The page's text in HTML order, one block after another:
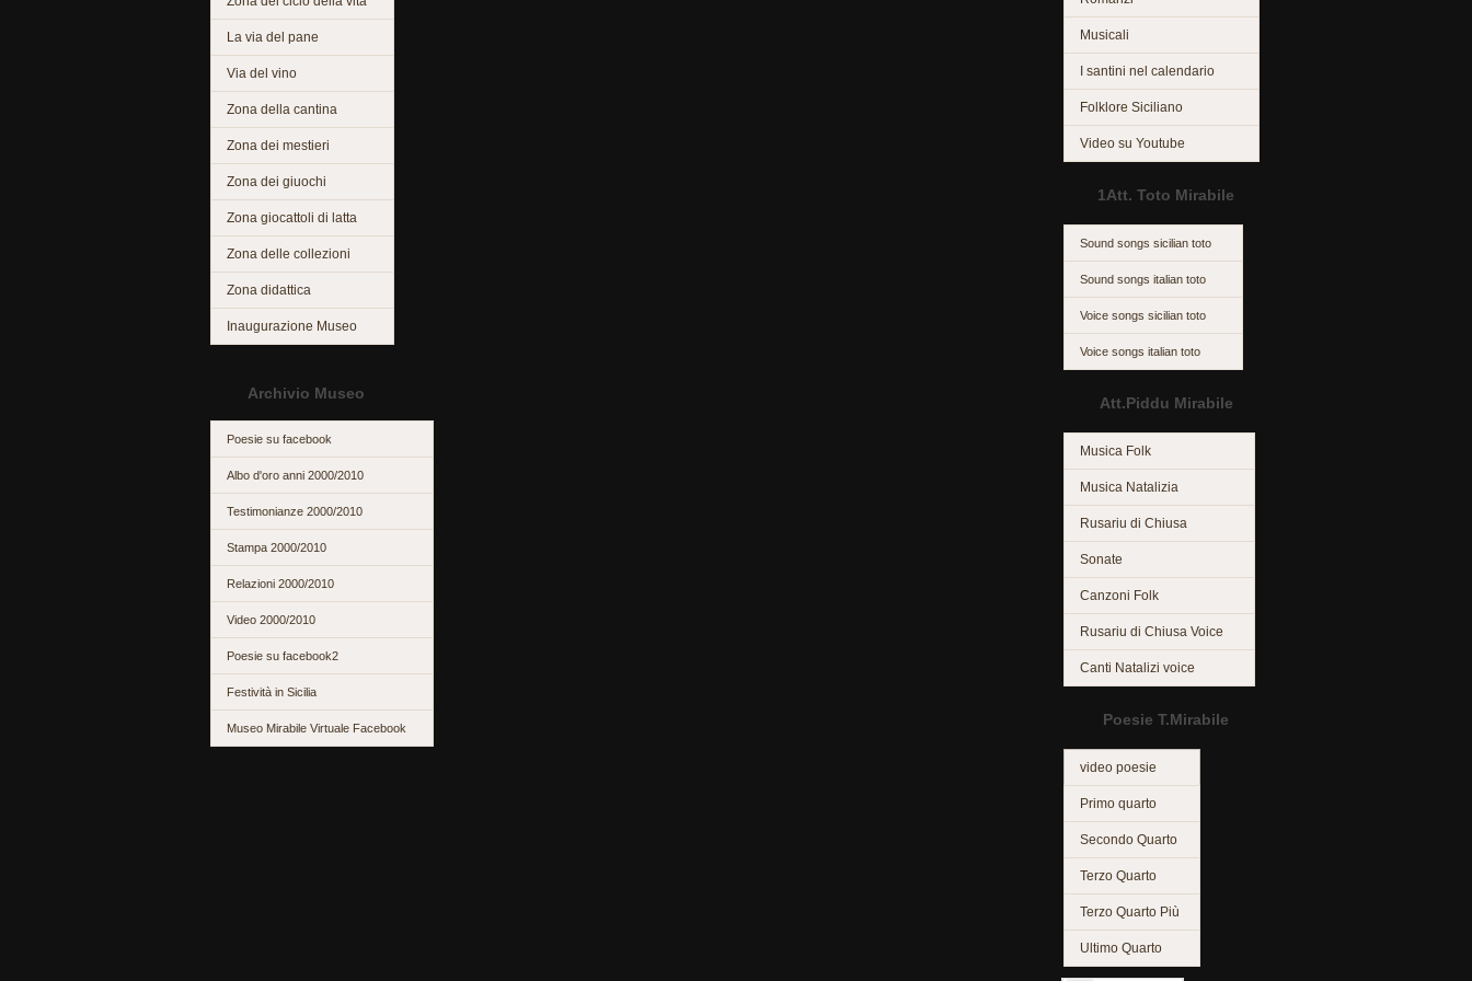
La via del pane
Via del vino
Zona della cantina
Zona dei mestieri
Zona dei giuochi
Zona giocattoli di latta
Zona delle collezioni
Zona didattica
Inaugurazione Museo
Archivio Museo
Poesie su facebook
Albo d'oro anni 2000/2010
Testimonianze 2000/2010
Stampa 2000/2010
Relazioni 2000/2010
Video 2000/2010
Poesie su facebook2
Festività in Sicilia
Museo Mirabile Virtuale Facebook
Musicali
I santini nel calendario
Folklore Siciliano
Video su Youtube
1Att. Toto Mirabile
Sound songs sicilian toto
Sound songs italian toto
Voice songs sicilian toto
Voice songs italian toto
Att.Piddu Mirabile
Musica Folk
Musica Natalizia
Rusariu di Chiusa
Sonate
Canzoni Folk
Rusariu di Chiusa Voice
Canti Natalizi voice
Poesie T.Mirabile
video poesie
Primo quarto
Secondo Quarto
Terzo Quarto
Terzo Quarto Più
Ultimo Quarto